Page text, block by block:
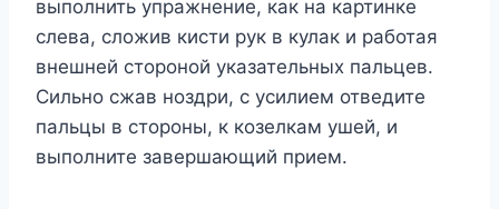
выполнить упражнение, как на картинке
слева, сложив кисти рук в кулак и работая
внешней стороной указательных пальцев.
Сильно сжав ноздри, с усилием отведите
пальцы в стороны, к козелкам ушей, и
выполните завершающий прием.